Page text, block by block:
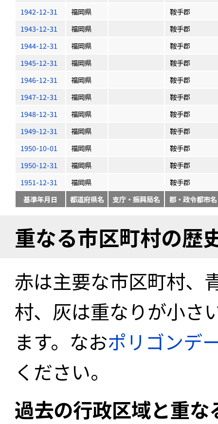
1942-12-31
福岡県
鞍手郡
1943-12-31
福岡県
鞍手郡
1944-12-31
福岡県
鞍手郡
1945-12-31
福岡県
鞍手郡
1946-12-31
福岡県
鞍手郡
1947-12-31
福岡県
鞍手郡
1948-12-31
福岡県
鞍手郡
1949-12-31
福岡県
鞍手郡
1950-10-01
福岡県
鞍手郡
1950-12-31
福岡県
鞍手郡
1951-12-31
福岡県
鞍手郡
基準年月日
都道府県名 支庁・振興局名 郡・政令都市名
重なる市区町村の歴
赤は主要な市区町村、
村、灰は重なりが小さ
ます。なおポリゴンデ
ください。
過去の行政区域と重